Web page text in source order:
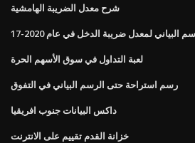
شرح معدل الضريبة الهامشية
البياني لمعدل ضريبة الدخل في عام 2020-17
لعبة التداول في سوق الأسهم الحرة
رسم استراحة حتى الرسم البياني في التفوق
داكس البيانات جنوب افريقيا
خزانة القدم تقييم على الانترنت